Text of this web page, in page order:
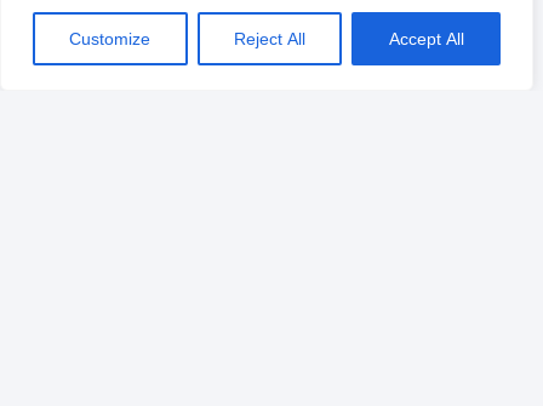
Customize Reject All Accept All